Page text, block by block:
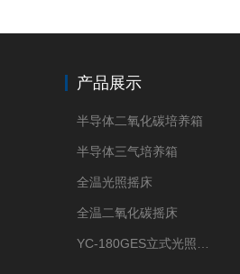
产品展示
半导体二氧化碳培养箱
半导体三气培养箱
全温光照摇床
全温二氧化碳摇床